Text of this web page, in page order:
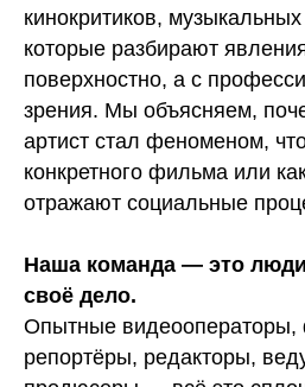
кинокритиков,
которые разбирают
поверхностно, а с
зрения. Мы объясняем,
артист стал феноменом,
конкретного фильма или
отражают социальные
Наша команда — это
своё дело.
Опытные
репортёры, редакторы,